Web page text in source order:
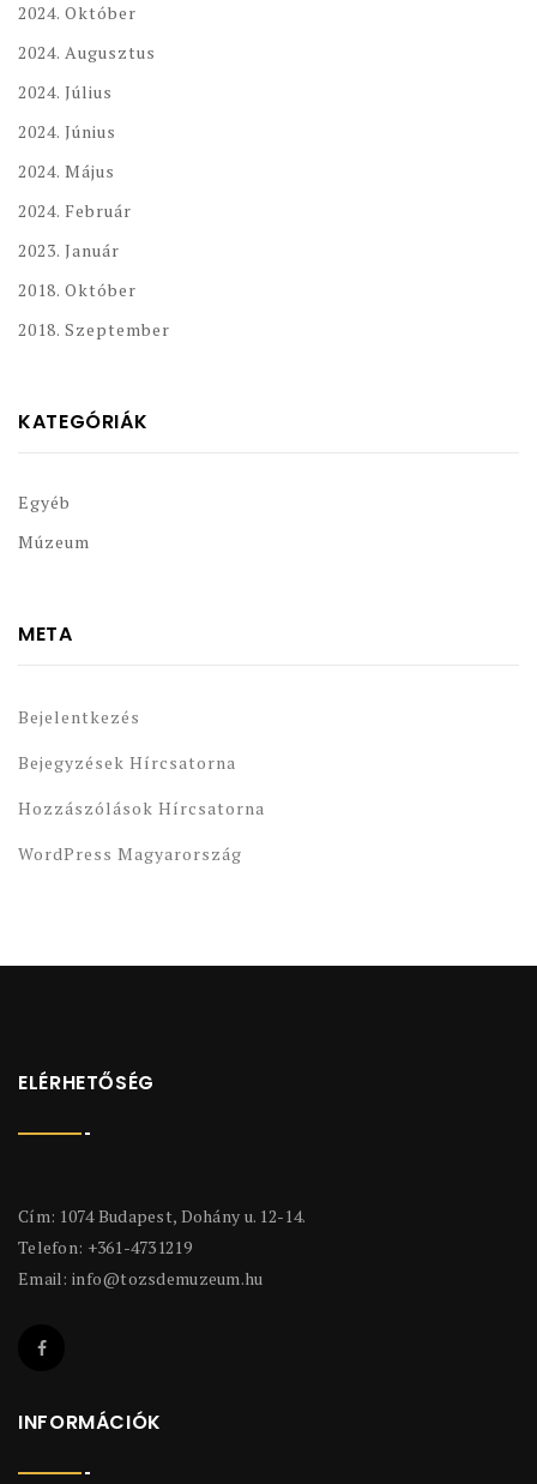
2024. Október
2024. Augusztus
2024. Július
2024. Június
2024. Május
2024. Február
2023. Január
2018. Október
2018. Szeptember
KATEGÓRIÁK
Egyéb
Múzeum
META
Bejelentkezés
Bejegyzések Hírcsatorna
Hozzászólások Hírcsatorna
WordPress Magyarország
ELÉRHETŐSÉG
Cím: 1074 Budapest, Dohány u. 12-14.
Telefon: +361-4731219
Email: info@tozsdemuzeum.hu
INFORMÁCIÓK